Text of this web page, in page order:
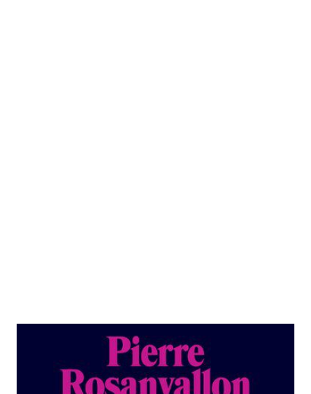
Die Gesellschaft der Gleichen
Zur Wunschliste hinzufügen